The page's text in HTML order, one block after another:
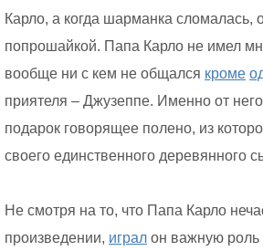
Карло, а когда шарманка сломалась,
попрошайкой. Папа Карло не имел
вообще ни с кем не общался кроме
приятеля – Джузеппе. Именно от
подарок говорящее полено, из
своего единственного деревянного
Не смотря на то, что Папа Карло
произведении, играл он важную роль